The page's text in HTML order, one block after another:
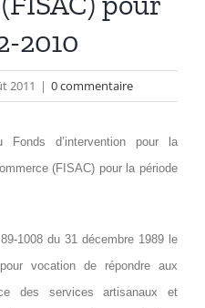
2010
2011 | 0 commentaire
Fonds d’intervention pour la
(FISAC) pour la période
1008 du 31 décembre 1989 le
vocation de répondre aux
des services artisanaux et